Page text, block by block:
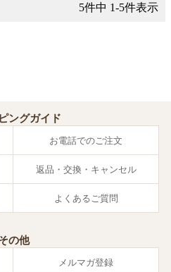
5件中 1-5件表示
ングガイド
お電話でのご注文
返品・交換・キャンセル
よくあるご質問
の他
メルマガ登録